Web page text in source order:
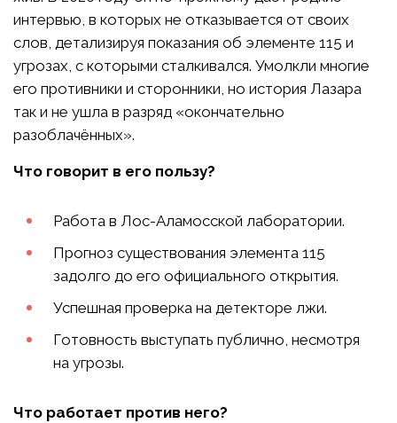
интервью, в которых не отказывается от своих
слов, детализируя показания об элементе 115 и
угрозах, с которыми сталкивался. Умолкли многие
его противники и сторонники, но история Лазара
так и не ушла в разряд «окончательно
разоблачённых».
Что говорит в его пользу?
Работа в Лос-Аламосской лаборатории.
Прогноз существования элемента 115
задолго до его официального открытия.
Успешная проверка на детекторе лжи.
Готовность выступать публично, несмотря
на угрозы.
Что работает против него?